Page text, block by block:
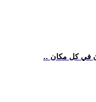
في كل مكان